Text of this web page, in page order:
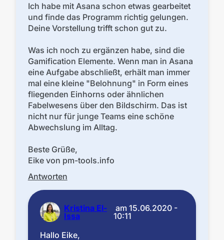
Ich habe mit Asana schon etwas gearbeitet
und finde das Programm richtig gelungen.
Deine Vorstellung trifft schon gut zu.
Was ich noch zu ergänzen habe, sind die
Gamification Elemente. Wenn man in Asana
eine Aufgabe abschließt, erhält man immer
mal eine kleine "Belohnung" in Form eines
fliegenden Einhorns oder ähnlichen
Fabelwesens über den Bildschirm. Das ist
nicht nur für junge Teams eine schöne
Abwechslung im Alltag.
Beste Grüße,
Eike von pm-tools.info
Antworten
Kristina El-
Issa
am 15.06.2020 -
10:11
Hallo Eike,